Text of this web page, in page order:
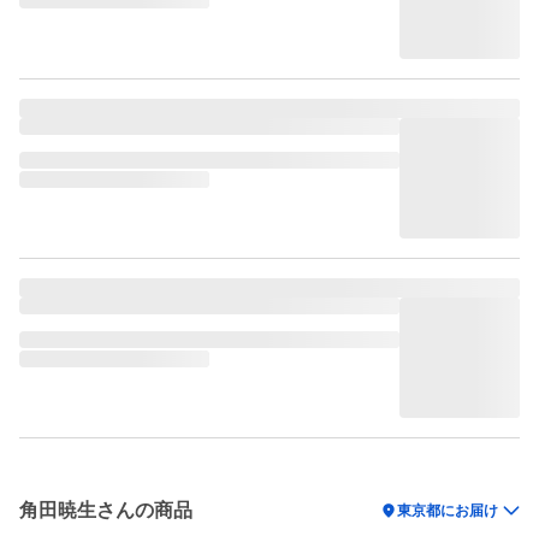
角田暁生さんの商品 location_on東京都にお届け